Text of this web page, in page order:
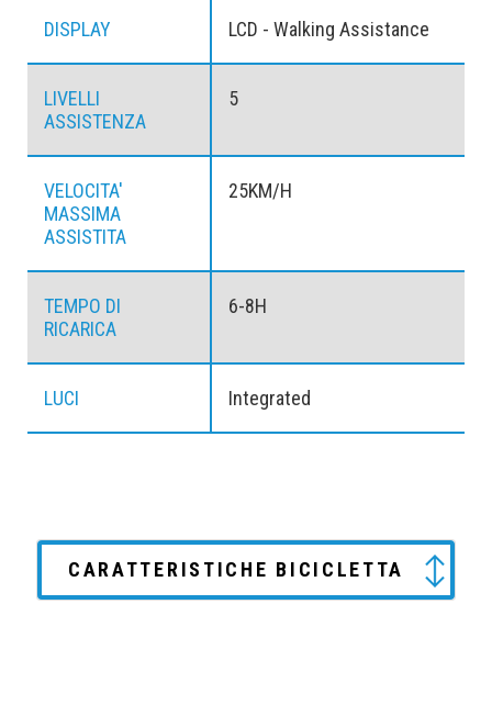
DISPLAY LCD - Walking Assistance
LIVELLI
ASSISTENZA
5
VELOCITA'
MASSIMA
ASSISTITA
25KM/H
TEMPO DI
RICARICA
6-8H
LUCI Integrated
CARATTERISTICHE BICICLETTA